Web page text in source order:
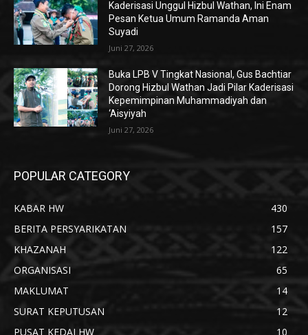
Kaderisasi Unggul Hizbul Wathan, Ini Enam
Pesan Ketua Umum Ramanda Aman
Suyadi
Juni 27, 2026
Buka LPB V Tingkat Nasional, Gus Bachtiar
Dorong Hizbul Wathan Jadi Pilar Kaderisasi
Kepemimpinan Muhammadiyah dan
‘Aisyiyah
Juni 27, 2026
POPULAR CATEGORY
KABAR HW
430
BERITA PERSYARIKATAN
157
KHAZANAH
122
ORGANISASI
65
MAKLUMAT
14
SURAT KEPUTUSAN
12
PUSAT KEDAI HW
10